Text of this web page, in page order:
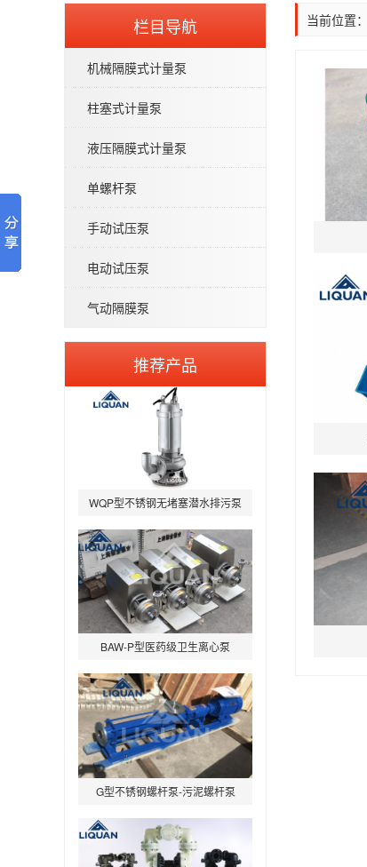
栏目导航
机械隔膜式计量泵
柱塞式计量泵
液压隔膜式计量泵
单螺杆泵
手动试压泵
电动试压泵
气动隔膜泵
推荐产品
QW型无堵塞潜水排污泵
WQP型不锈钢无堵塞潜水排污泵
BAW-P型医药级卫生离心泵
G型不锈钢螺杆泵-污泥螺杆泵
当前位置：